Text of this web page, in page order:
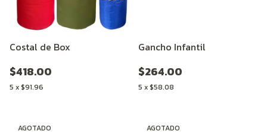
Costal de Box
$418.00
5 x$91.96
Gancho Infantil
$264.00
5 x$58.08
AGOTADO AGOTADO